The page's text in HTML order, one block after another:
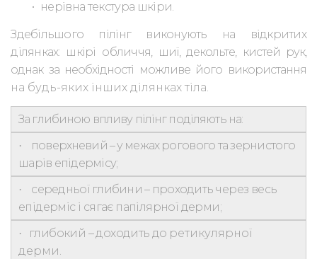
• нерівна текстура шкіри.
Здебільшого пілінг виконують на відкритих
ділянках: шкірі обличчя, шиї, декольте, кистей рук,
однак за необхідності можливе його використання
на будь-яких інших ділянках тіла.
За глибиною впливу пілінг поділяють на:
· поверхневий – у межах рогового та зернистого
шарів епідермісу;
· середньої глибини – проходить через весь
епідерміс і сягає папілярної дерми;
· глибокий – доходить до ретикулярної
дерми.